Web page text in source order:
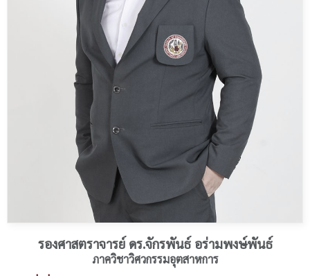
รองศาสตราจารย์ ดร.จักรพันธ์ อร่ามพงษ์พันธ์
ภาควิชาวิศวกรรมอุตสาหการ